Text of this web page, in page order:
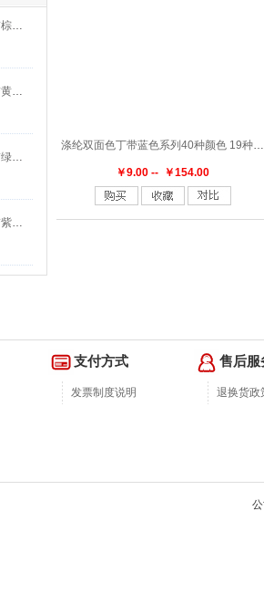
556 563 564 565 566
640 645 650 660 662
涤纶双面色丁带蓝色系列40种颜色 19种尺寸
￥9.00 -- ￥154.00
涤纶双面色丁带棕色系列25种颜色 19种尺寸
涤纶双面色丁带黄色系列29种颜色 19种尺寸
涤纶双面色丁带绿色系列29种颜色 19种尺寸
涤纶双面色丁带紫色系列15种颜色 19种尺寸
支付方式
发票制度说明
售后服
退换货政